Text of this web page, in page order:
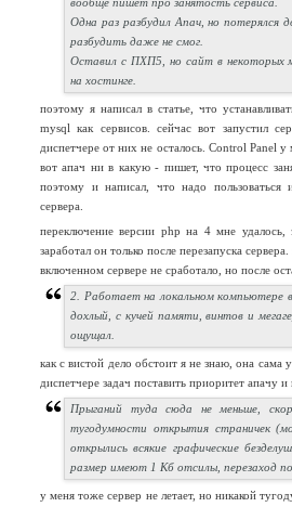
Одна раз разбудил Апач, но потерялся
разбудить даже не смог.
Оставил с ПХП5, но сайт в некоторых
на хостинге.
поэтому я написал в статье, что
mysql как сервисов. сейчас вот запустил
диспетчере от них не осталось. Control Panel
вот апач ни в какую - пишет, что процесс
поэтому и написал, что надо пользоваться
сервера.
переключение версии php на 4 мне удалось,
заработал он только после перезапуска
включенном сервере не сработало, но после
2. Работает на локальном компьютере
дохлый, с кучей памяти, винтов и
ощущал.
как с вистой дело обстоит я не знаю, она
диспетчере задач поставить приоритет апачу
Прыганий туда сюда не меньше,
тугодумности открытия страничек
открылись всякие графические
размер имеют 1 Кб отсилы, перезаход
у меня тоже сервер не летает, но никакой